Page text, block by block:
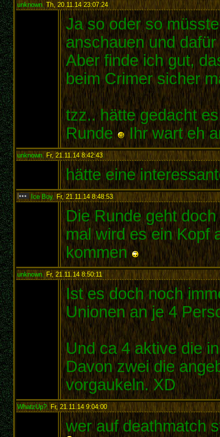
unknown,Th, 20.11.14 23:07:24:
Ja so oder so
anschauen und
Aber finde ich gut,
beim Crimer sicher
tzz.. hätte gedacht
Runde Ihr wart eh
unknown, Fr, 21.11.14 8:42:43:
hätte eine
Ice Boy, Fr, 21.11.14 8:48:53:
Die Runde geht
mal wird es ein Kopf
kommen
unknown, Fr, 21.11.14 8:50:11:
Ist es doch noch
Unionen an je 4
Und ca 4 aktive die
Davon zwei die
vorgaukeln. XD
WhatzUp?, Fr, 21.11.14 9:04:00:
wer auf deathmatch